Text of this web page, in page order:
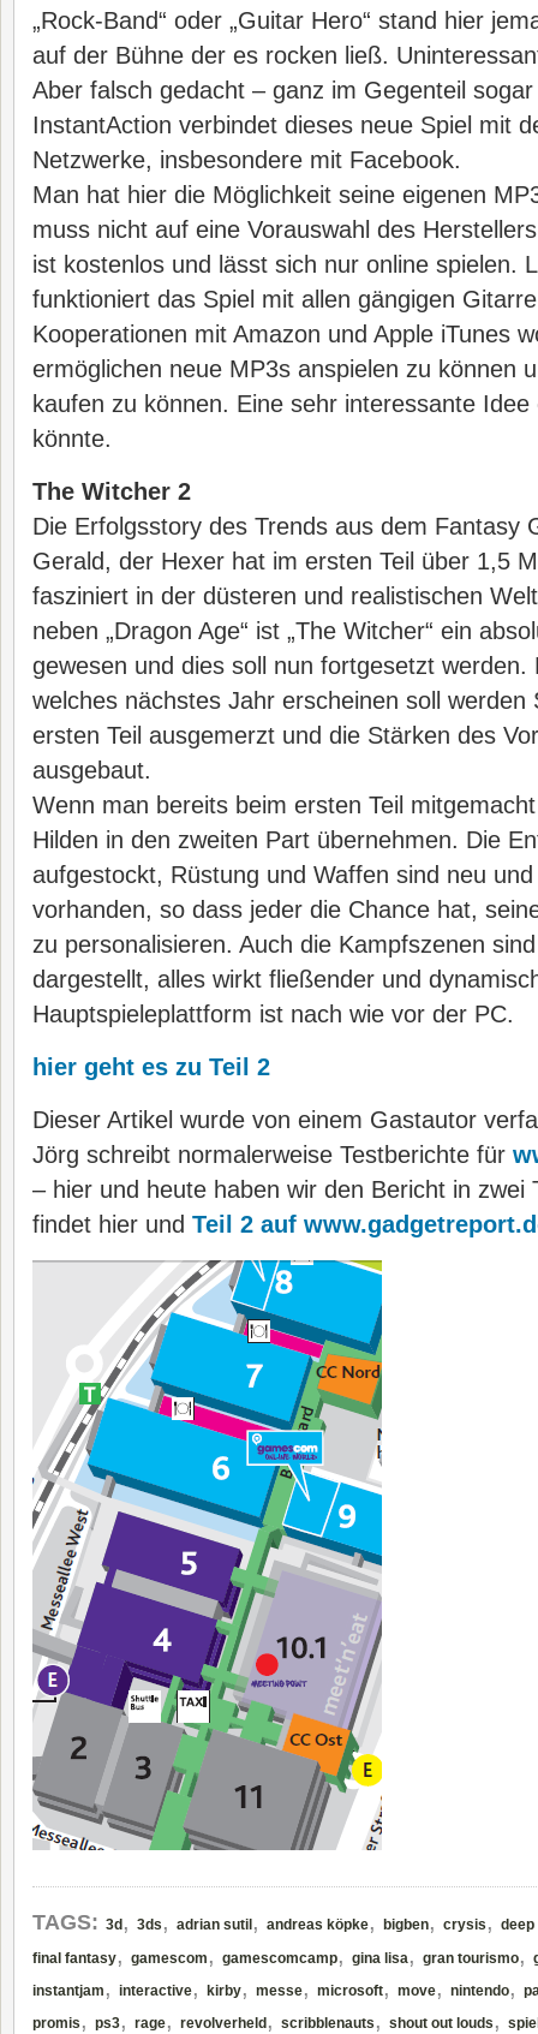
„Rock-Band“ oder „Guitar Hero“ stand hier
auf der Bühne der es rocken ließ.
Aber falsch gedacht – ganz im Gegenteil
InstantAction verbindet dieses neue Spiel mit
Netzwerke, insbesondere mit Facebook.
Man hat hier die Möglichkeit seine eigenen
muss nicht auf eine Vorauswahl des
ist kostenlos und lässt sich nur online spielen.
funktioniert das Spiel mit allen gängigen
Kooperationen mit Amazon und Apple iTunes
ermöglichen neue MP3s anspielen zu können
kaufen zu können. Eine sehr interessante
könnte.
The Witcher 2
Die Erfolgsstory des Trends aus dem Fantasy
Gerald, der Hexer hat im ersten Teil über 1,5
fasziniert in der düsteren und realistischen
neben „Dragon Age“ ist „The Witcher“ ein
gewesen und dies soll nun fortgesetzt werden.
welches nächstes Jahr erscheinen soll werden
ersten Teil ausgemerzt und die Stärken des
ausgebaut.
Wenn man bereits beim ersten Teil
Hilden in den zweiten Part übernehmen. Die
aufgestockt, Rüstung und Waffen sind neu
vorhanden, so dass jeder die Chance hat,
zu personalisieren. Auch die Kampfszenen
dargestellt, alles wirkt fließender und
Hauptspieleplattform ist nach wie vor der PC.
hier geht es zu Teil 2
Dieser Artikel wurde von einem Gastautor
Jörg schreibt normalerweise Testberichte für
– hier und heute haben wir den Bericht in zwei
findet hier und Teil 2 auf
TAGS: 3d , 3ds , adrian sutil , andreas köpke, bigben, crysis ,
final fantasy, gamescom , gamescomcamp, gina lisa, gran tourismo,
instantjam , interactive, kirby, messe, microsoft, move, nintendo,
promis , ps3, rage, revolverheld , scribblenauts , shout out louds ,